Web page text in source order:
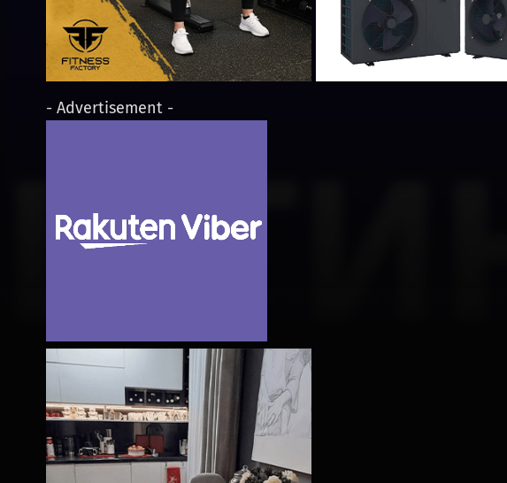
- Advertisement -